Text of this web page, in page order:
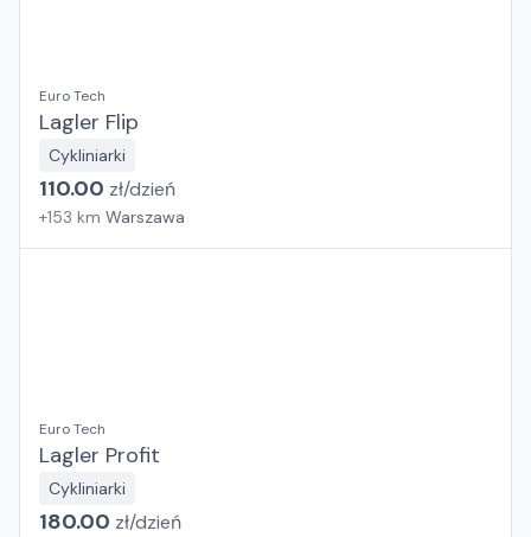
Euro Tech
Lagler Flip
Cykliniarki
110.00 zł/dzień
+153 km Warszawa
Euro Tech
Lagler Profit
Cykliniarki
180.00 zł/dzień